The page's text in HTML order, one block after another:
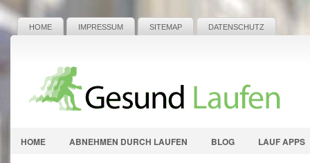
HOME IMPRESSUM SITEMAP DATENSCHUTZ
HOME ABNEHMEN DURCH LAUFEN BLOG LAUF APPS